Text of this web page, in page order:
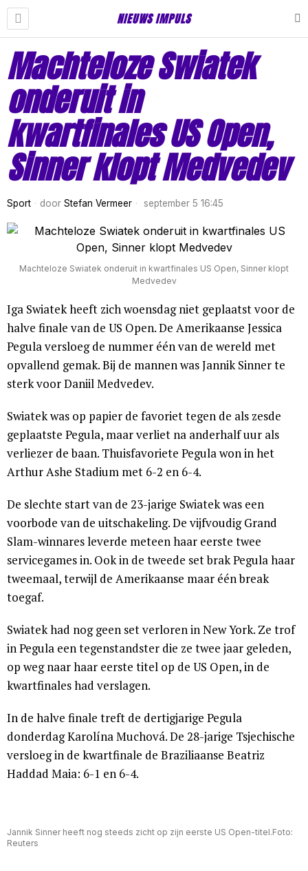
NIEUWS IMPULS
Machteloze Swiatek
onderuit in
kwartfinales US Open,
Sinner klopt Medvedev
Sport door Stefan Vermeer september 5 16:45
Machteloze Swiatek onderuit in kwartfinales US Open, Sinner klopt
Medvedev
Iga Swiatek heeft zich woensdag niet geplaatst voor de
halve finale van de US Open. De Amerikaanse Jessica
Pegula versloeg de nummer één van de wereld met
opvallend gemak. Bij de mannen was Jannik Sinner te
sterk voor Daniil Medvedev.
Swiatek was op papier de favoriet tegen de als zesde
geplaatste Pegula, maar verliet na anderhalf uur als
verliezer de baan. Thuisfavoriete Pegula won in het
Arthur Ashe Stadium met 6-2 en 6-4.
De slechte start van de 23-jarige Swiatek was een
voorbode van de uitschakeling. De vijfvoudig Grand
Slam-winnares leverde meteen haar eerste twee
servicegames in. Ook in de tweede set brak Pegula haar
tweemaal, terwijl de Amerikaanse maar één break
toegaf.
Swiatek had nog geen set verloren in New York. Ze trof
in Pegula een tegenstandster die ze twee jaar geleden,
op weg naar haar eerste titel op de US Open, in de
kwartfinales had verslagen.
In de halve finale treft de dertigjarige Pegula
donderdag Karolína Muchová. De 28-jarige Tsjechische
versloeg in de kwartfinale de Braziliaanse Beatriz
Haddad Maia: 6-1 en 6-4.
Jannik Sinner heeft nog steeds zicht op zijn eerste US Open-titel.Foto:
Reuters